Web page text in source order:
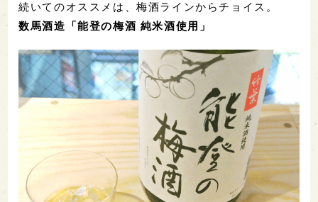
続いてのオススメは、梅酒ラインからチョイス。
数馬酒造「能登の梅酒 純米酒使用」